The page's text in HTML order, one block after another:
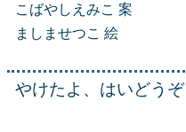
こばやしえみこ 案
ましませつこ 絵
やけたよ、はいどうぞ